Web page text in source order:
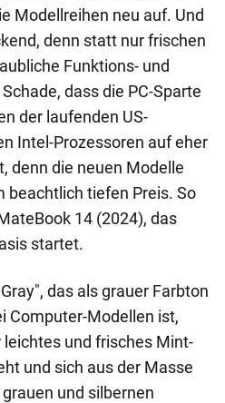
Modellreihen neu auf. Und
denn statt nur frischen
Funktions- und
dass die PC-Sparte
der laufenden US-
Intel-Prozessoren auf eher
denn die neuen Modelle
beachtlich tiefen Preis. So
14 (2024), das
startet.
das als grauer Farbton
Computer-Modellen ist,
und frisches Mint-
und sich aus der Masse
und silbernen